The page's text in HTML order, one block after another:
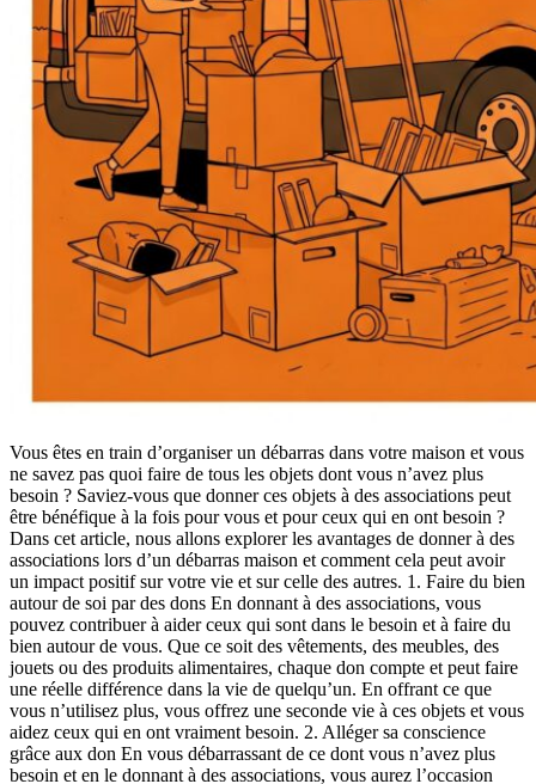
Vous êtes en train d’organiser un débarras dans votre maison et vous
ne savez pas quoi faire de tous les objets dont vous n’avez plus
besoin ? Saviez-vous que donner ces objets à des associations peut
être bénéfique à la fois pour vous et pour ceux qui en ont besoin ?
Dans cet article, nous allons explorer les avantages de donner à des
associations lors d’un débarras maison et comment cela peut avoir
un impact positif sur votre vie et sur celle des autres. 1. Faire du bien
autour de soi par des dons En donnant à des associations, vous
pouvez contribuer à aider ceux qui sont dans le besoin et à faire du
bien autour de vous. Que ce soit des vêtements, des meubles, des
jouets ou des produits alimentaires, chaque don compte et peut faire
une réelle différence dans la vie de quelqu’un. En offrant ce que
vous n’utilisez plus, vous offrez une seconde vie à ces objets et vous
aidez ceux qui en ont vraiment besoin. 2. Alléger sa conscience
grâce aux don En vous débarrassant de ce dont vous n’avez plus
besoin et en le donnant à des associations, vous aurez l’occasion